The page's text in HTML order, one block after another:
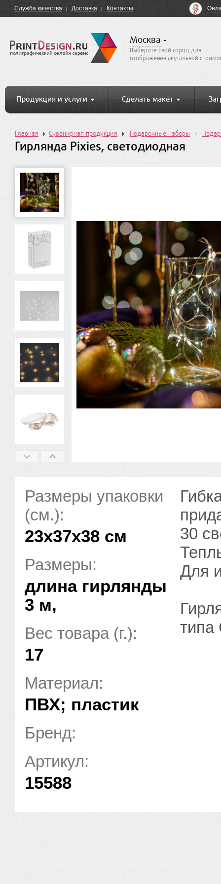
Служба качества Доставка Контакты
Москва
Выберите свой город для
отображения акутальной
Продукция и услуги Сделать макет
Главная Сувенирная продукция Подарочные наборы
Гирлянда Pixies, светодиодная
Размеры упаковки
(см.):
23x37x38 см
Размеры:
длина гирлянды
3 м,
Вес товара (г.):
17
Материал:
ПВХ; пластик
Бренд:
Артикул:
15588
30
Для
типа